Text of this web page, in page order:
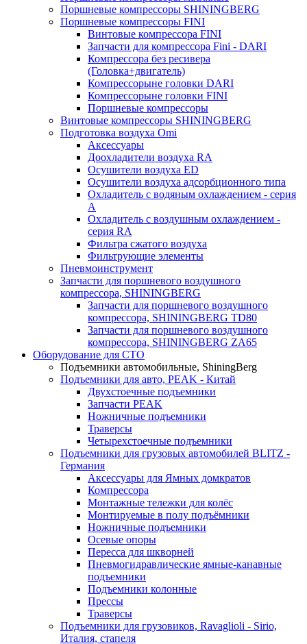
Поршневые компрессоры SHININGBERG
Поршневые компрессоры FINI
Винтовые компрессора FINI
Запчасти для компрессора Fini - DARI
Компрессора без ресивера
(Головка+двигатель)
Компрессорыне головки DARI
Компрессорыне головки FINI
Поршневые компрессоры
Винтовые компрессоры SHININGBERG
Подготовка воздуха Omi
Аксессуары
Доохладители воздуха RA
Осушители воздуха ED
Осушители воздуха адсорбционного типа
Охладитель с водяным охлаждением - серия
A
Охладитель с воздушным охлаждением -
серия RA
Фильтра сжатого воздуха
Фильтрующие элементы
Пневмоинструмент
Запчасти для поршневого воздушного
компрессора, SHININGBERG
Запчасти для поршневого воздушного
компрессора, SHININGBERG TD80
Запчасти для поршневого воздушного
компрессора, SHININGBERG ZA65
Оборудование для СТО
Подъемники автомобильные, ShiningBerg
Подъемники для авто, PEAK - Китай
Двухстоечные подъемники
Запчасти PEAK
Ножничные подъемники
Траверсы
Четырехстоечные подъемники
Подъемники для грузовых автомобилей BLITZ -
Германия
Аксессуары для Ямных домкратов
Компрессора
Монтажные тележки для колёс
Монтируемые в полу подъёмники
Ножничные подъемники
Осевые опоры
Пересса для шкворней
Пневмогидравлические ямные-канавные
подъемники
Подъемники колонные
Прессы
Траверсы
Подъемники для грузовиков, Ravaglioli - Sirio,
Италия, стапеля